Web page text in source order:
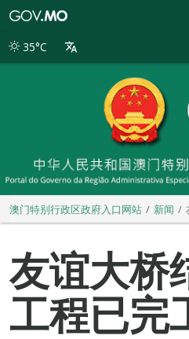
别
35°C
澳门特别行政区政府入口网站 新闻
友谊大桥
工程已完